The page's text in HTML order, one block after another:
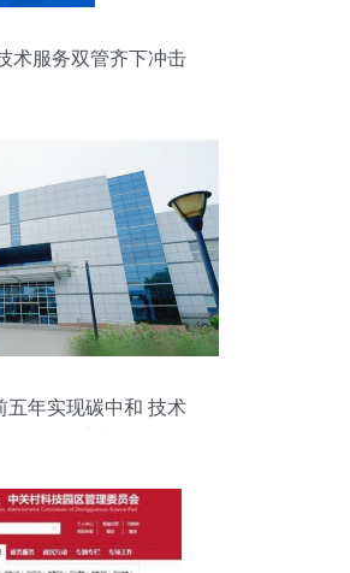
术服务双管齐下冲击
五年实现碳中和 技术